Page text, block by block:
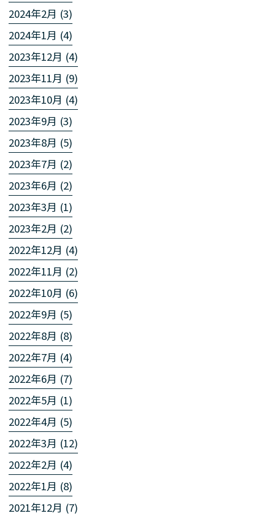
2024年2月 (3)
2024年1月 (4)
2023年12月 (4)
2023年11月 (9)
2023年10月 (4)
2023年9月 (3)
2023年8月 (5)
2023年7月 (2)
2023年6月 (2)
2023年3月 (1)
2023年2月 (2)
2022年12月 (4)
2022年11月 (2)
2022年10月 (6)
2022年9月 (5)
2022年8月 (8)
2022年7月 (4)
2022年6月 (7)
2022年5月 (1)
2022年4月 (5)
2022年3月 (12)
2022年2月 (4)
2022年1月 (8)
2021年12月 (7)